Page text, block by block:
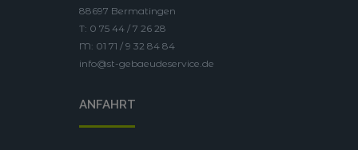
88697 Bermatingen
T: 0 75 44 / 7 26 28
M: 01 71 / 9 32 84 84
info@st-gebaeudeservice.de
ANFAHRT